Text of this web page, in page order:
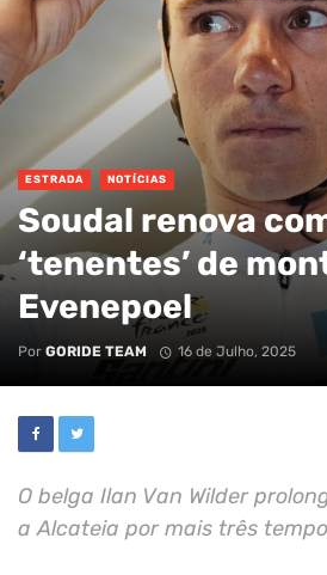
ESTRADA NOTÍCIAS
Soudal renova
‘tenentes’ de
Evenepoel
Por GORIDE TEAM 16 de Julho, 2025
O belga Ilan Van Wilder
a Alcateia por mais três